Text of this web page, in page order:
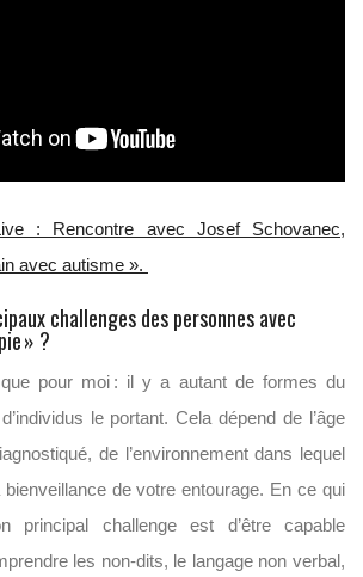
: Rencontre avec Josef Schovanec,
avec autisme ».
challenges des personnes avec
» ?
pour moi : il y a autant de formes du
le portant. Cela dépend de l’âge
de l’environnement dans lequel
de votre entourage. En ce qui
principal challenge est d’être capable
les non-dits, le langage non verbal,